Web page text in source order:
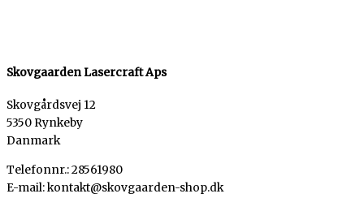
Skovgaarden Lasercraft Aps
Skovgårdsvej 12
5350 Rynkeby
Danmark
Telefonnr.: 28561980
E-mail: kontakt@skovgaarden-shop.dk